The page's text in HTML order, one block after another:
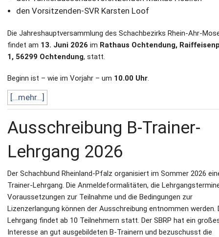
den Vorsitzenden-SVR Karsten Loof
Die Jahreshauptversammlung des Schachbezirks Rhein-Ahr-
findet am 13. Juni 2026 im Rathaus Ochtendung,
1, 56299 Ochtendung, statt.
Beginn ist – wie im Vorjahr – um 10.00 Uhr.
[...mehr...]
Ausschreibung B-Trainer-
Lehrgang 2026
Der Schachbund Rheinland-Pfalz organisiert im Sommer 2026
Trainer-Lehrgang. Die Anmeldeformalitäten, die
Voraussetzungen zur Teilnahme und die Bedingungen zur
Lizenzerlangung können der Ausschreibung entnommen werden.
Lehrgang findet ab 10 Teilnehmern statt. Der SBRP hat ein
Interesse an gut ausgebildeten B-Trainern und bezuschusst die